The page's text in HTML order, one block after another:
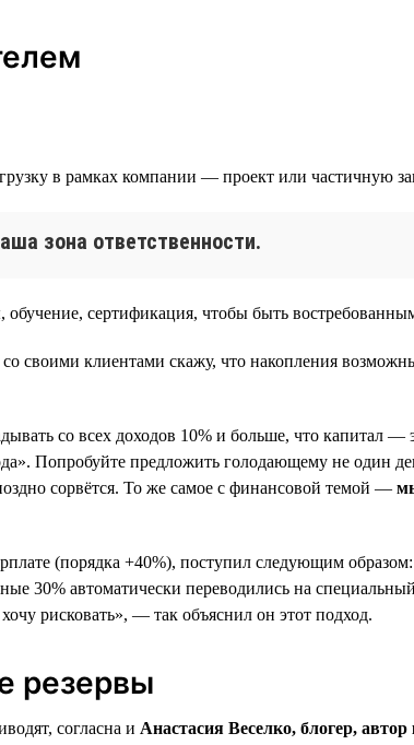
в рамках компании — проект или частичную
зона ответственности.
сертификация, чтобы быть
клиентами скажу, что накопления
со всех доходов 10% и больше, что капитал —
Попробуйте предложить голодающему не один
сорвётся. То же самое с финансовой темой —
(порядка +40%), поступил следующим образом:
30% автоматически переводились на
рисковать», — так объяснил он этот подход.
резервы
согласна и Анастасия Веселко, блогер,